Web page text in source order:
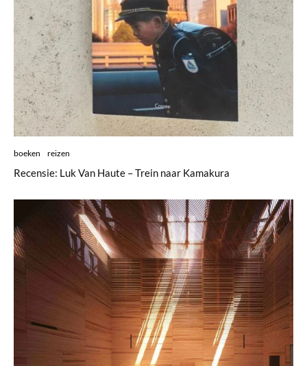
boeken reizen
Recensie: Luk Van Haute – Trein naar Kamakura